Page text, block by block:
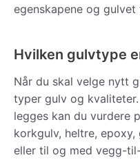
egenskapene og
Hvilken gulvtype
Når du skal velge nytt
typer gulv og
legges kan du vurdere
korkgulv, heltre,
eller til og med vegg-